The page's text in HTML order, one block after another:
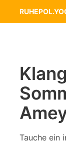
Tauche ein